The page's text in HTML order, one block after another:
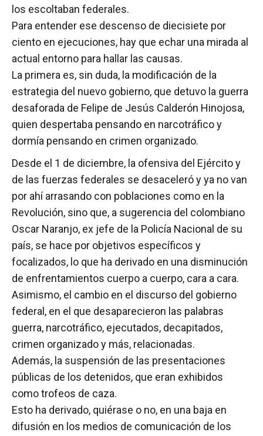
los escoltaban federales.
Para entender ese descenso de diecisiete por
ciento en ejecuciones, hay que echar una mirada al
actual entorno para hallar las causas.
La primera es, sin duda, la modificación de la
estrategia del nuevo gobierno, que detuvo la guerra
desaforada de Felipe de Jesús Calderón Hinojosa,
quien despertaba pensando en narcotráfico y
dormía pensando en crimen organizado.
Desde el 1 de diciembre, la ofensiva del Ejército y
de las fuerzas federales se desaceleró y ya no van
por ahí arrasando con poblaciones como en la
Revolución, sino que, a sugerencia del colombiano
Oscar Naranjo, ex jefe de la Policía Nacional de su
país, se hace por objetivos específicos y
focalizados, lo que ha derivado en una disminución
de enfrentamientos cuerpo a cuerpo, cara a cara.
Asimismo, el cambio en el discurso del gobierno
federal, en el que desaparecieron las palabras
guerra, narcotráfico, ejecutados, decapitados,
crimen organizado y más, relacionadas.
Además, la suspensión de las presentaciones
públicas de los detenidos, que eran exhibidos
como trofeos de caza.
Esto ha derivado, quiérase o no, en una baja en
difusión en los medios de comunicación de los